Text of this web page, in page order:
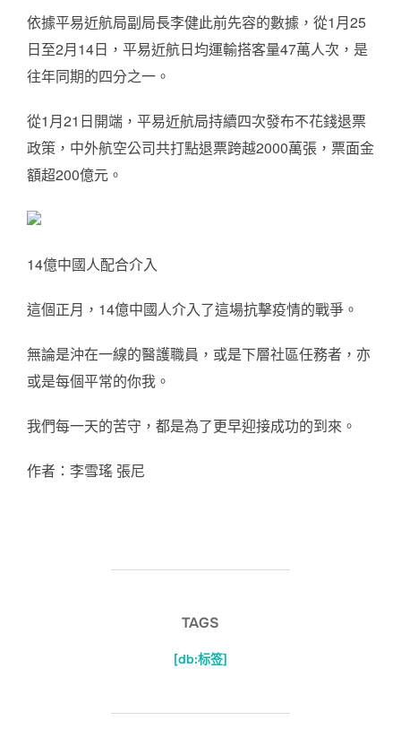
依據平易近航局副局長李健此前先容的數據，從1月25
日至2月14日，平易近航日均運輸搭客量47萬人次，是
往年同期的四分之一。
從1月21日開端，平易近航局持續四次發布不花錢退票
政策，中外航空公司共打點退票跨越2000萬張，票面金
額超200億元。
14億中國人配合介入
這個正月，14億中國人介入了這場抗擊疫情的戰爭。
無論是沖在一線的醫護職員，或是下層社區任務者，亦
或是每個平常的你我。
我們每一天的苦守，都是為了更早迎接成功的到來。
作者：李雪瑤 張尼
TAGS
[db:标签]